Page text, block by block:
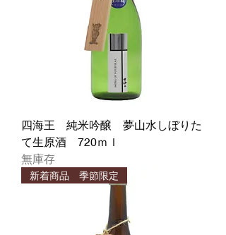
四海王 純米吟醸 夢山水しぼりた
て生原酒 720ｍｌ
無庫存
新着商品 季節限定